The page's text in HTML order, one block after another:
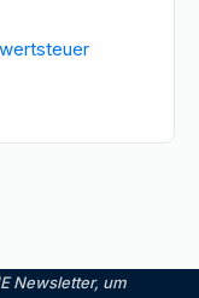
Newsletter, um